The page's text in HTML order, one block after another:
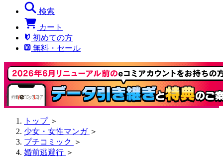
検索
カート
初めての方
無料・セール
トップ ＞
少女・女性マンガ ＞
プチコミック ＞
婚前逃避行 ＞